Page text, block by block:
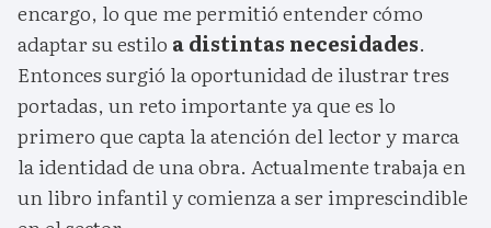
encargo, lo que me permitió entender cómo
adaptar su estilo a distintas necesidades.
Entonces surgió la oportunidad de ilustrar tres
portadas, un reto importante ya que es lo
primero que capta la atención del lector y marca
la identidad de una obra. Actualmente trabaja en
un libro infantil y comienza a ser imprescindible